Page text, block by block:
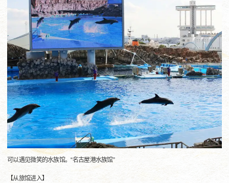
可以遇见微笑的水族馆。“名古屋港水族馆”
【从旅馆进入】